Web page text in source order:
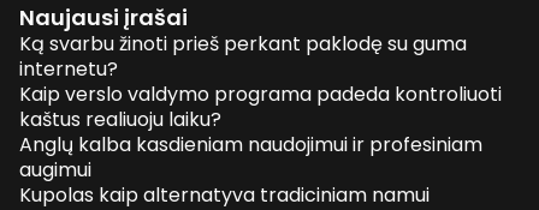
Naujausi įrašai
Ką svarbu žinoti prieš perkant paklodę su guma
internetu?
Kaip verslo valdymo programa padeda kontroliuoti
kaštus realiuoju laiku?
Anglų kalba kasdieniam naudojimui ir profesiniam
augimui
Kupolas kaip alternatyva tradiciniam namui